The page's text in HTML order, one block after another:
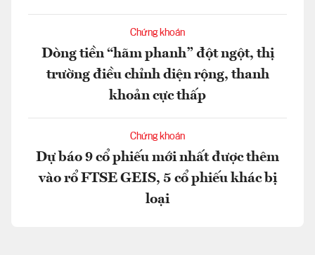
Chứng khoán
Dòng tiền “hãm phanh” đột ngột, thị
trường điều chỉnh diện rộng, thanh
khoản cực thấp
Chứng khoán
Dự báo 9 cổ phiếu mới nhất được thêm
vào rổ FTSE GEIS, 5 cổ phiếu khác bị
loại